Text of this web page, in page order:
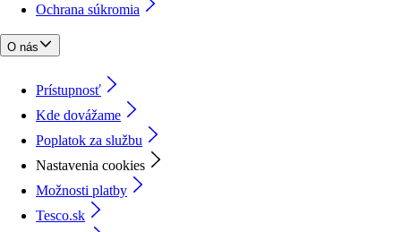
Ochrana súkromia
O nás
Prístupnosť
Kde dovážame
Poplatok za službu
Nastavenia cookies
Možnosti platby
Tesco.sk